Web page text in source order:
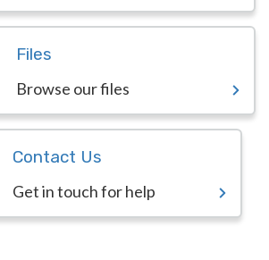
Files
Browse our files
Contact Us
Get in touch for help